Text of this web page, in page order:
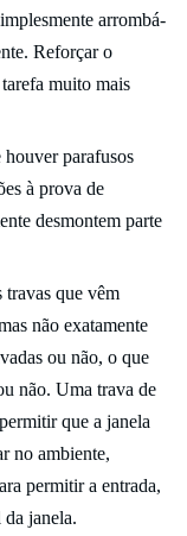
arrombá-
Reforçar o
muito mais
houver parafusos
à prova de
desmontem parte
travas que vêm
não exatamente
ou não, o que
não. Uma trava de
que a janela
no ambiente,
permitir a entrada,
janela.